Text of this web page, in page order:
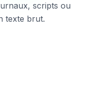
scripts ou
texte brut.